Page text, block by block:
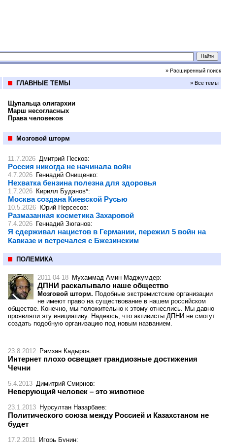
» Расширенный поиск
ГЛАВНЫЕ ТЕМЫ » Все темы
Щупальца олигархии
Марш несогласных
Права человеков
Мозговой шторм
11.7.2026 Дмитрий Песков:
Россия никогда не начинала войн
4.7.2026 Геннадий Онищенко:
Нехватка бензина полезна для здоровья
1.7.2026 Кирилл Буданов*:
Москва создана Киевской Русью
10.5.2026 Юрий Нерсесов:
Размазанная косметика Захаровой
7.4.2026 Геннадий Зюганов:
Я сдерживал нацистов в Германии, пережил 5 войн на
Кавказе и встречался с Бжезинским
ПОЛЕМИКА
2011-04-18 Мухаммад Амин Маджумдер:
ДПНИ раскалывало наше общество
Мозговой шторм. Подобные экстремистские организации
не имеют право на существование в нашем российском
обществе. Конечно, мы положительно к этому отнеслись. Мы давно
проявляли эту инициативу. Надеюсь, что активисты ДПНИ не смогут
создать подобную организацию под новым названием.
23.8.2012 Рамзан Кадыров:
Интернет плохо освещает грандиозные достижения
Чечни
5.4.2013 Димитрий Смирнов:
Неверующий человек – это животное
23.1.2013 Нурсултан Назарбаев:
Политического союза между Россией и Казахстаном не
будет
17.2.2011 Игорь Бунин: